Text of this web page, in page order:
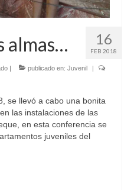
16
FEB 2018
almas…
| publicado en: Juvenil
|
se llevó a cabo una bonita
las instalaciones de las
en esta conferencia se
juveniles del